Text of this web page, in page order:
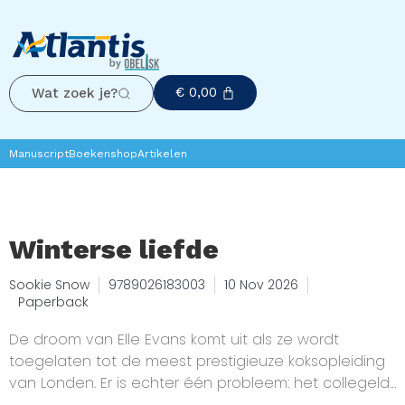
Wat zoek je? € 0,00
ManuscriptBoekenshopArtikelen
Winterse liefde
Sookie Snow 9789026183003
10 Nov 2026
Paperback
De droom van Elle Evans komt uit als ze wordt
toegelaten tot de meest prestigieuze koksopleiding
van Londen. Er is echter één probleem: het collegeld